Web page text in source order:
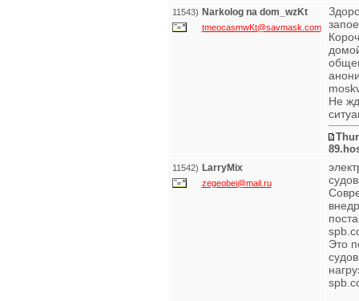
11543) Narkolog na dom_wzKt
tmeocasmwKt@savmask.com
Не
11542) LarryMix
zegeobei@mail.ru
Это